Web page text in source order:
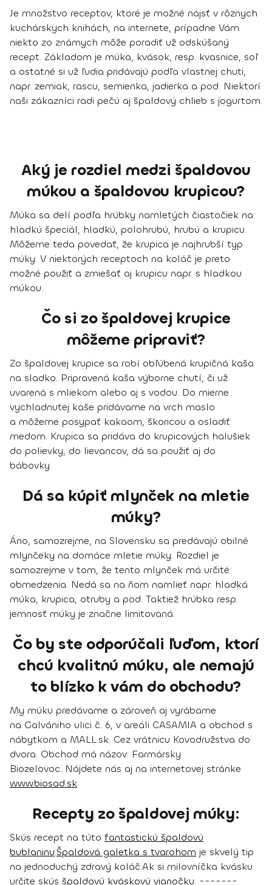
Je množstvo receptov, ktoré je možné nájsť v rôznych
kuchárskych knihách, na internete, prípadne Vám
niekto zo známych môže poradiť už odskúšaný
recept. Základom je múka, kvások, resp. kvasnice, soľ
a ostatné si už ľudia pridávajú podľa vlastnej chuti,
napr. zemiak, rascu, semienka, jadierka a pod. Niektorí
naši zákazníci radi pečú aj špaldový chlieb s jogurtom.
Aký je rozdiel medzi špaldovou
múkou a špaldovou krupicou?
Múka sa delí podľa hrúbky namletých čiastočiek na:
hladkú špeciál, hladkú, polohrubú, hrubú a krupicu.
Môžeme teda povedať, že krupica je najhrubší typ
múky. V niektorých receptoch na koláč je preto
možné použiť a zmiešať aj krupicu napr. s hladkou
múkou.
Čo si zo špaldovej krupice
môžeme pripraviť?
Zo špaldovej krupice sa robí obľúbená krupičná kaša
na sladko. Pripravená kaša výborne chutí, či už
uvarená s mliekom alebo aj s vodou. Do mierne
vychladnutej kaše pridávame na vrch maslo
a môžeme posypať kakaom, škoricou a osladiť
medom. Krupica sa pridáva do krupicových halušiek
do polievky, do lievancov, dá sa použiť aj do
bábovky.
Dá sa kúpiť mlynček na mletie
múky?
Áno, samozrejme, na Slovensku sa predávajú obilné
mlynčeky na domáce mletie múky. Rozdiel je
samozrejme v tom, že tento mlynček má určité
obmedzenia. Nedá sa na ňom namlieť napr. hladká
múka, krupica, otruby a pod. Taktiež hrúbka resp.
jemnosť múky je značne limitovaná.
Čo by ste odporúčali ľuďom, ktorí
chcú kvalitnú múku, ale nemajú
to blízko k vám do obchodu?
My múku predávame a zároveň aj vyrábame
na Galvániho ulici č. 6, v areáli CASAMIA a obchod s
nábytkom a MALL.sk. Cez vrátnicu Kovodružstva do
dvora. Obchod má názov: Farmársky
Biozelovoc. Nájdete nás aj na internetovej stránke
www.biosad.sk
Recepty zo špaldovej múky:
Skús recept na túto fantastickú špaldovú
bublaninu.Špaldová galetka s tvarohom je skvelý tip
na jednoduchý zdravý koláč.Ak si milovníčka kvásku
určite skús špaldovú kváskovú vianočku. -------